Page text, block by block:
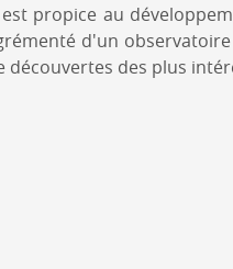
propice au
d'un
des plus